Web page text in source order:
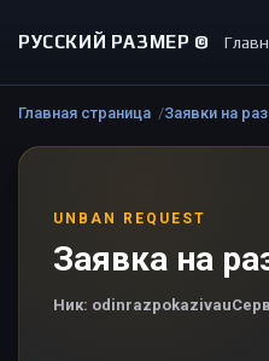
РУССКИЙ РАЗМЕР ©
Главная страница Заявки на
UNBAN REQUEST
Заявка на
Ник: odinrazpokazivau